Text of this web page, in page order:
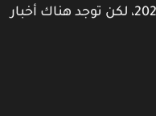
نهاية الموسم، ولا يزال عقد الإيطالي كارلو أنشيلوتي مع ريال مدريد ممتد حتى يونيو 2024، لكن توجد هناك أخبار